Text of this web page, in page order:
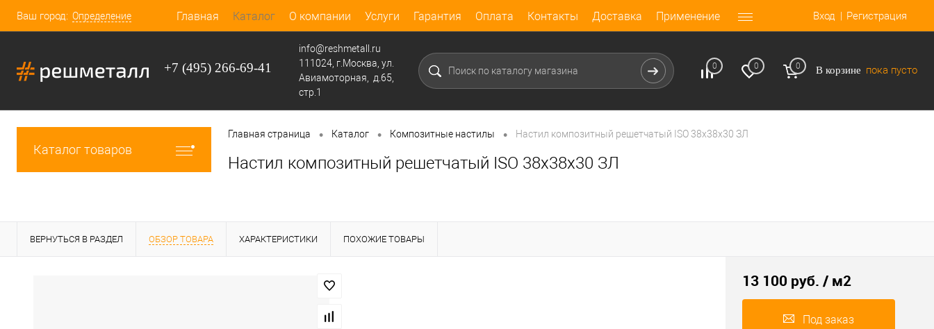
Ваш город: Определение Главная Каталог О компании Услуги Гарантия Оплата Контакты Доставка Применение Вход Регистрация
+7 (495) 266-69-41
info@reshmetall.ru
111024, г.Москва, ул.
Авиамоторная, д.65,
стр.1
0 0 0 В корзине пока пусто
Каталог товаров
Главная страница • Каталог • Композитные настилы • Настил композитный решетчатый ISO 38x38x30 ЗЛ
Настил композитный решетчатый ISO 38x38x30 ЗЛ
ВЕРНУТЬСЯ В РАЗДЕЛ ОБЗОР ТОВАРА ХАРАКТЕРИСТИКИ ПОХОЖИЕ ТОВАРЫ
13 100 руб. / м2
Под заказ